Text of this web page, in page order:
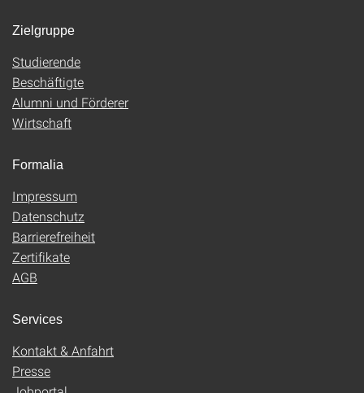
Zielgruppe
Studierende
Beschäftigte
Alumni und Förderer
Wirtschaft
Formalia
Impressum
Datenschutz
Barrierefreiheit
Zertifikate
AGB
Services
Kontakt & Anfahrt
Presse